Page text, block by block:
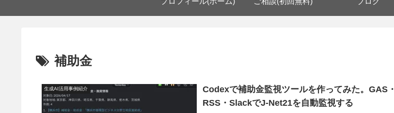
補助金
生成AI活用事例紹介
Codexで補助金監視ツールを作ってみた。GAS・
RSS・SlackでJ-Net21を自動監視する